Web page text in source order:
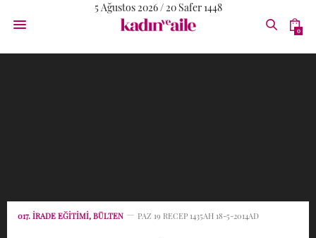
5 Ağustos 2026 / 20 Safer 1448
0
017. İRADE EĞITIMI, BÜLTEN PAZ 19 RECEP 1435AH 18-5-2014AD